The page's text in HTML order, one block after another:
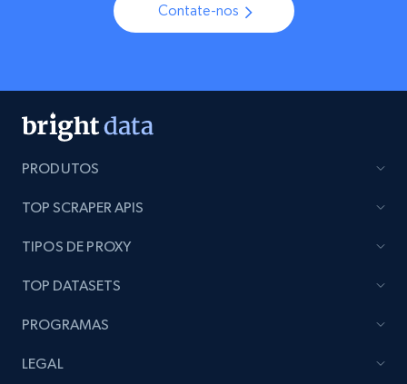
Contate-nos
PRODUTOS
TOP SCRAPER APIS
TIPOS DE PROXY
TOP DATASETS
PROGRAMAS
LEGAL